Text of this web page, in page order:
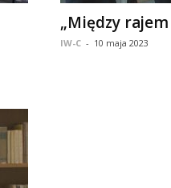
„Między
IW-C - 10 maja 2023